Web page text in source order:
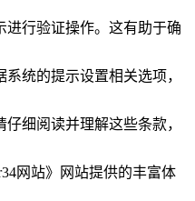
行验证操作。这有助于确
统的提示设置相关选项，
细阅读并理解这些条款，
网站》网站提供的丰富体